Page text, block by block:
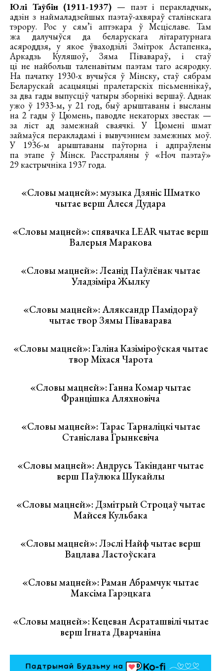
Юлі Таўбін (1911-1937) — паэт і перакладчык,
адзін з наймаладзейшых паэтаў-ахвяраў сталінскага
тэрору. Рос у сям’і аптэкара ў Мсціславе. Там
жа далучыўся да беларускага літаратурнага
асяроддзя, у якое ўваходзілі Змітрок Астапенка,
Аркадзь Куляшоў, Зяма Півавараў, і стаў
ці не найбольш таленавітым паэтам таго асяродку.
На пачатку 1930-х вучыўся ў Мінску, стаў сябрам
Беларускай асацыяцыі пралетарскіх пісьменнікаў,
за два гады выпусціў чатыры зборнікі вершаў. Аднак
ужо ў 1933-м, у 21 год, быў арыштаваны і высланы
на 2 гады ў Цюмень, паводле некаторых звестак —
за ліст ад замежнай сваячкі. У Цюмені шмат
займаўся перакладамі і вывучэннем замежных моў.
У 1936-м арыштаваны паўторна і адпраўлены
па этапе ў Мінск. Расстраляны ў «Ноч паэтаў»
29 кастрычніка 1937 года.
«Словы мацней»: музыка Дзяніс Шматко
чытае верш Алеся Дудара
«Словы мацней»: спявачка LEAR чытае верш
Валерыя Маракова
«Словы мацней»: Леанід Паўлёнак чытае
Уладзіміра Жылку
«Словы мацней»: Аляксандр Памідораў
чытае твор Зямы Піваварава
«Словы мацней»: Галіна Казіміроўская чытае
твор Міхася Чарота
«Словы мацней»: Ганна Комар чытае
Францішка Аляхновіча
«Словы мацней»: Тарас Тарналіцкі чытае
Станіслава Грынкевіча
«Словы мацней»: Андрусь Такінданг чытае
верш Паўлюка Шукайлы
«Словы мацней»: Дзмітрый Строцаў чытае
Майсея Кульбака
«Словы мацней»: Лэслі Найф чытае верш
Вацлава Ластоўскага
«Словы мацней»: Раман Абрамчук чытае
Максіма Гарэцкага
«Словы мацней»: Кецеван Асраташвілі чытае
верш Ігната Дварчаніна